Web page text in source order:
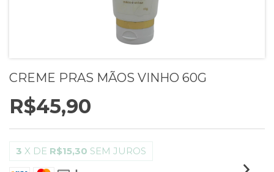
CREME PRAS MÃOS VINHO 60G
R$45,90
3 X DE R$15,30 SEM JUROS